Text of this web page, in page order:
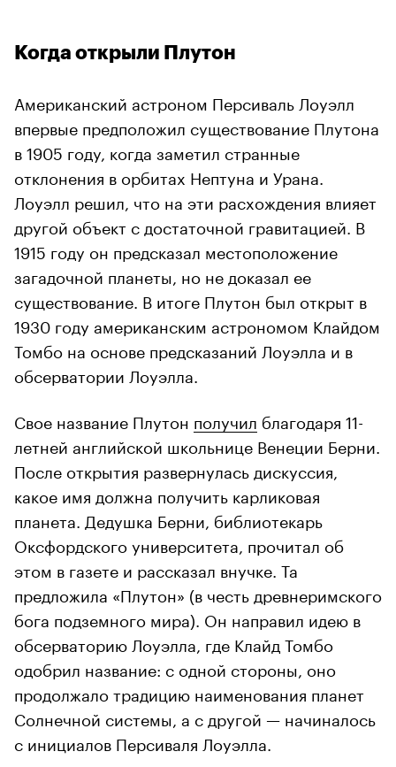
Когда открыли Плутон
Американский астроном Персиваль Лоуэлл
впервые предположил существование Плутона
в 1905 году, когда заметил странные
отклонения в орбитах Нептуна и Урана.
Лоуэлл решил, что на эти расхождения влияет
другой объект с достаточной гравитацией. В
1915 году он предсказал местоположение
загадочной планеты, но не доказал ее
существование. В итоге Плутон был открыт в
1930 году американским астрономом Клайдом
Томбо на основе предсказаний Лоуэлла и в
обсерватории Лоуэлла.
Свое название Плутон получил благодаря 11-
летней английской школьнице Венеции Берни.
После открытия развернулась дискуссия,
какое имя должна получить карликовая
планета. Дедушка Берни, библиотекарь
Оксфордского университета, прочитал об
этом в газете и рассказал внучке. Та
предложила «Плутон» (в честь древнеримского
бога подземного мира). Он направил идею в
обсерваторию Лоуэлла, где Клайд Томбо
одобрил название: с одной стороны, оно
продолжало традицию наименования планет
Солнечной системы, а с другой — начиналось
с инициалов Персиваля Лоуэлла.